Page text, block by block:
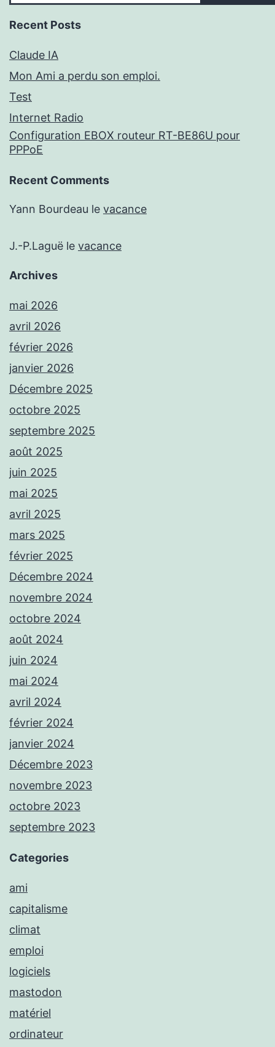
Recent Posts
Claude IA
Mon Ami a perdu son emploi.
Test
Internet Radio
Configuration EBOX routeur RT-BE86U pour
PPPoE
Recent Comments
Yann Bourdeau le vacance
J.-P.Laguë le vacance
Archives
mai 2026
avril 2026
février 2026
janvier 2026
Décembre 2025
octobre 2025
septembre 2025
août 2025
juin 2025
mai 2025
avril 2025
mars 2025
février 2025
Décembre 2024
novembre 2024
octobre 2024
août 2024
juin 2024
mai 2024
avril 2024
février 2024
janvier 2024
Décembre 2023
novembre 2023
octobre 2023
septembre 2023
Categories
ami
capitalisme
climat
emploi
logiciels
mastodon
matériel
ordinateur